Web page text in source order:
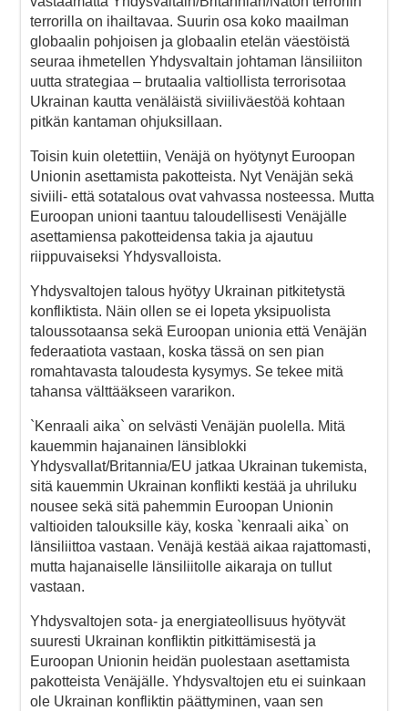
terrorilla on ihailtavaa. Suurin osa koko maailman
globaalin pohjoisen ja globaalin etelän väestöistä
seuraa ihmetellen Yhdysvaltain johtaman länsiliiton
uutta strategiaa – brutaalia valtiollista terrorisotaa
Ukrainan kautta venäläistä siviiliväestöä kohtaan
pitkän kantaman ohjuksillaan.
Toisin kuin oletettiin, Venäjä on hyötynyt Euroopan
Unionin asettamista pakotteista. Nyt Venäjän sekä
siviili- että sotatalous ovat vahvassa nosteessa. Mutta
Euroopan unioni taantuu taloudellisesti Venäjälle
asettamiensa pakotteidensa takia ja ajautuu
riippuvaiseksi Yhdysvalloista.
Yhdysvaltojen talous hyötyy Ukrainan pitkitetystä
konfliktista. Näin ollen se ei lopeta yksipuolista
taloussotaansa sekä Euroopan unionia että Venäjän
federaatiota vastaan, koska tässä on sen pian
romahtavasta taloudesta kysymys. Se tekee mitä
tahansa välttääkseen vararikon.
`Kenraali aika` on selvästi Venäjän puolella. Mitä
kauemmin hajanainen länsiblokki
Yhdysvallat/Britannia/EU jatkaa Ukrainan tukemista,
sitä kauemmin Ukrainan konflikti kestää ja uhriluku
nousee sekä sitä pahemmin Euroopan Unionin
valtioiden talouksille käy, koska `kenraali aika` on
länsiliittoa vastaan. Venäjä kestää aikaa rajattomasti,
mutta hajanaiselle länsiliitolle aikaraja on tullut
vastaan.
Yhdysvaltojen sota- ja energiateollisuus hyötyvät
suuresti Ukrainan konfliktin pitkittämisestä ja
Euroopan Unionin heidän puolestaan asettamista
pakotteista Venäjälle. Yhdysvaltojen etu ei suinkaan
ole Ukrainan konfliktin päättyminen, vaan sen